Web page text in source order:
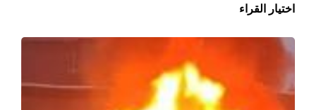
اختيار القراء